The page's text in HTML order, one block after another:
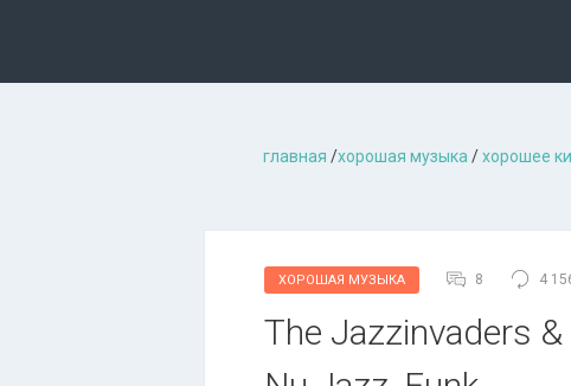
главная /хорошая музыкa /хорошее
ХОРОШАЯ МУЗЫКА 8 4
The Jazzinvaders